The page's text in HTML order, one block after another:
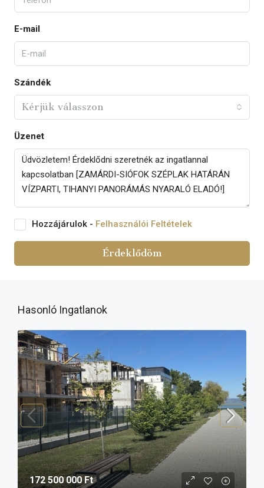
E-mail
Szándék
Kérjük válasszon
Üzenet
Hozzájárulok - Felhasználói Feltételek
Érdeklődöm
Hasonló Ingatlanok
172 500 000 Ft